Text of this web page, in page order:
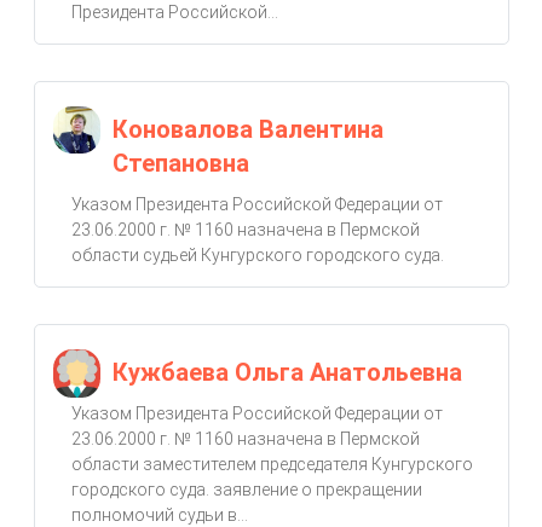
Президента Российской...
Коновалова Валентина
Степановна
Указом Президента Российской Федерации от
23.06.2000 г. № 1160 назначена в Пермской
области судьей Кунгурского городского суда.
Кужбаева Ольга Анатольевна
Указом Президента Российской Федерации от
23.06.2000 г. № 1160 назначена в Пермской
области заместителем председателя Кунгурского
городского суда. заявление о прекращении
полномочий судьи в...